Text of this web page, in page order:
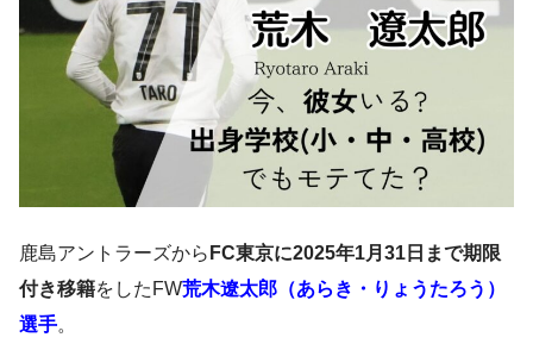
鹿島アントラーズから FC東京に2025年1月31日まで期限
付き移籍をしたFW荒木遼太郎（あらき・りょうたろう）
選手。